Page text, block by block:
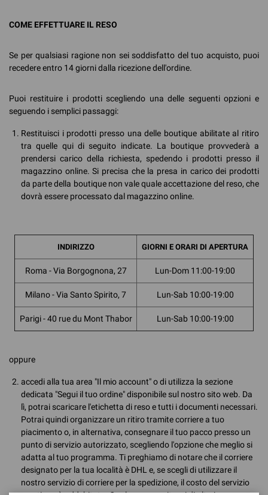
COME EFFETTUARE IL RESO
Se per qualsiasi ragione non sei soddisfatto del tuo acquisto, puoi
recedere entro 14 giorni dalla ricezione dell'ordine.
Puoi restituire i prodotti scegliendo una delle seguenti opzioni e
seguendo i semplici passaggi:
Restituisci i prodotti presso una delle boutique abilitate al ritiro
tra quelle qui di seguito indicate. La boutique provvederà a
prendersi carico della richiesta, spedendo i prodotti presso il
magazzino online. Si precisa che la presa in carico dei prodotti
da parte della boutique non vale quale accettazione del reso, che
dovrà essere processato dal magazzino online.
INDIRIZZO GIORNI E ORARI DI APERTURA
Roma - Via Borgognona, 27 Lun-Dom 11:00-19:00
Milano - Via Santo Spirito, 7 Lun-Sab 10:00-19:00
Parigi - 40 rue du Mont Thabor Lun-Sab 10:00-19:00
oppure
accedi alla tua area "Il mio account" o di utilizza la sezione
dedicata "Segui il tuo ordine" disponibile sul nostro sito web. Da
lì, potrai scaricare l'etichetta di reso e tutti i documenti necessari.
Potrai quindi organizzare un ritiro tramite corriere a tuo
piacimento o, in alternativa, consegnare il tuo pacco presso un
punto di servizio autorizzato, scegliendo l'opzione che meglio si
adatta al tuo programma. Ti preghiamo di notare che il corriere
designato per la tua località è DHL e, se scegli di utilizzare il
nostro servizio di corriere per la spedizione, il costo del servizio